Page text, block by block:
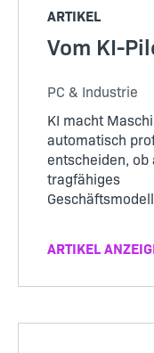
ARTIKEL
Vom KI-
PC & Industrie
KI macht
automatisch
entscheiden,
tragfähiges
ARTIKEL